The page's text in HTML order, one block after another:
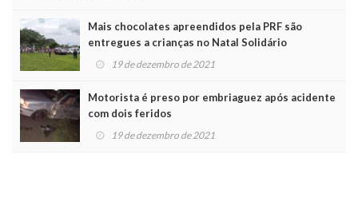
Mais chocolates apreendidos pela PRF são
entregues a crianças no Natal Solidário
19 de dezembro de 2021
Motorista é preso por embriaguez após acidente
com dois feridos
19 de dezembro de 2021